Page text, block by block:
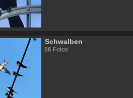
Schwalben
66 Fotos